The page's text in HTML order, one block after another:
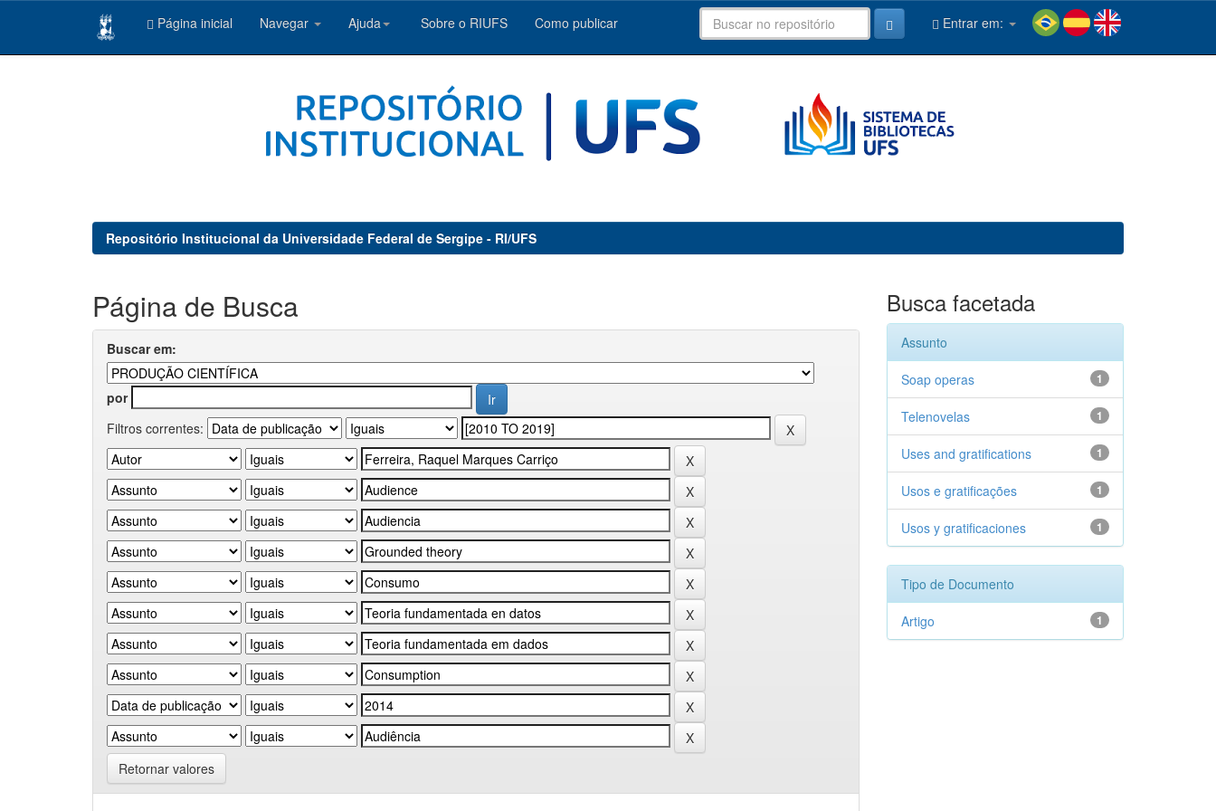
Página inicial Navegar Ajuda Sobre o RIUFS Como publicar Entrar em:
Repositório Institucional da Universidade Federal de Sergipe - RI/UFS
Página de Busca
Buscar em:
por
Filtros correntes:
Retornar valores
Busca facetada
Assunto
1
Soap operas
1
Telenovelas
1
Uses and gratifications
1
Usos e gratificações
1
Usos y gratificaciones
Tipo de Documento
1
Artigo